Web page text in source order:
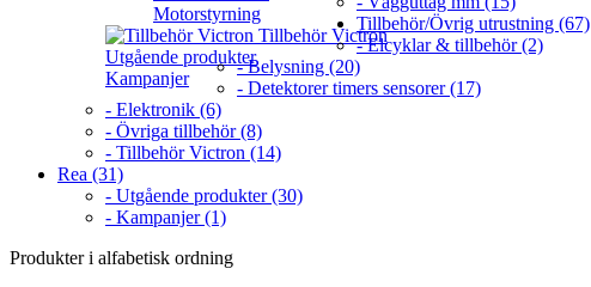
Motorstyrning
Tillbehör Victron
Utgående produkter
Kampanjer
Tillbehör/Övrig utrustning (67)
- Elcyklar & tillbehör (2)
- Belysning (20)
- Detektorer timers sensorer (17)
- Elektronik (6)
- Övriga tillbehör (8)
- Tillbehör Victron (14)
Rea (31)
- Utgående produkter (30)
- Kampanjer (1)
Produkter i alfabetisk ordning